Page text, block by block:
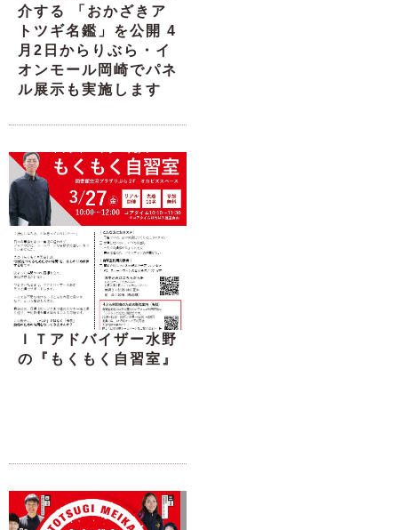
介する 「おかざきア
トツギ名鑑」を公開 4
月2日からりぶら・イ
オンモール岡崎でパネ
ル展示も実施します
ＩＴアドバイザー水野
の『もくもく自習室』